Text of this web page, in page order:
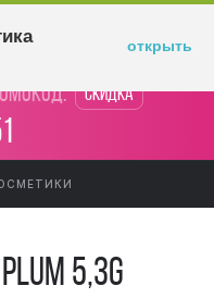
Скидка
5,3g
открыть